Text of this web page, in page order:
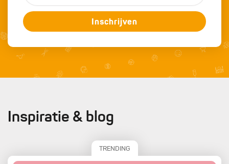
Inschrijven
Inspiratie & blog
TRENDING